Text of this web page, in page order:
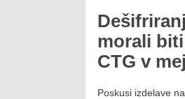
morali
CTG v
Poskusi izdelave